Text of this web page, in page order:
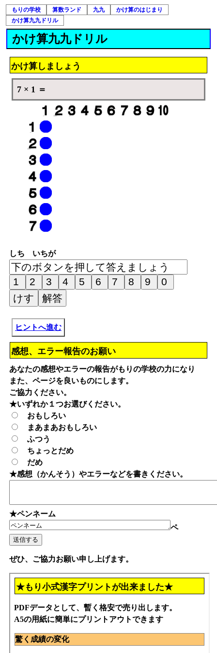
もりの学校 算数ランド 九九
かけ算のはじまり
かけ算九九ドリル
かけ算九九ドリル
かけ算しましょう
7 × 1 ＝
しち いちが
ヒントへ進む
感想、エラー報告のお願い
あなたの感想やエラーの報告がもりの学校の力になり
また、ページを良いものにします。
ご協力ください。
★いずれか１つお選びください。
おもしろい
まあまあおもしろい
ふつう
ちょっとだめ
だめ
★感想（かんそう）やエラーなどを書きください。
★ペンネーム
ペ
ぜひ、ご協力お願い申し上げます。